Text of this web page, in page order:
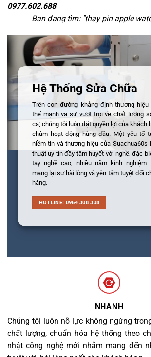
0977.602.688
Bạn đang tìm: "thay pin apple
Hệ Thống Sửa Chữa
Trên con đường khẳng định thương hiệu
thế mạnh và sự vượt trội về chất lượng
cả; chúng tôi luôn đặt quyền lợi của khách
châm hoạt động hàng đầu. Một yếu tố
niềm tin và thương hiệu của Suachua60s
thuật uy tín đầy tâm huyết với nghề, đặc
tay nghề cao, nhiều năm kinh nghiệm
mang lại sự hài lòng và yên tâm tuyệt đối
hàng.
HOTLINE: 0964 308 308
NHANH
Chúng tôi luôn nỗ lực không ngừng
chất lượng, chuẩn hóa hệ thống theo
nhật công nghệ mới nhằm mang đến